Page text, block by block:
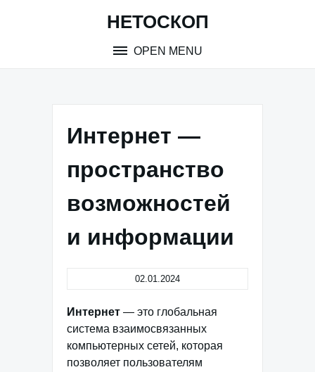
НЕТОСКОП
OPEN MENU
Интернет —
пространство
возможностей
и информации
02.01.2024
Интернет — это глобальная
система взаимосвязанных
компьютерных сетей, которая
позволяет пользователям